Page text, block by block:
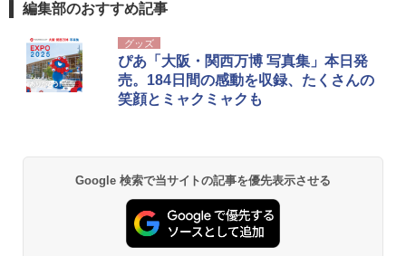
編集部のおすすめ記事
グッズ
ぴあ「大阪・関西万博 写真集」本日発
売。184日間の感動を収録、たくさんの
笑顔とミャクミャクも
Google 検索で当サイトの記事を優先表示させる